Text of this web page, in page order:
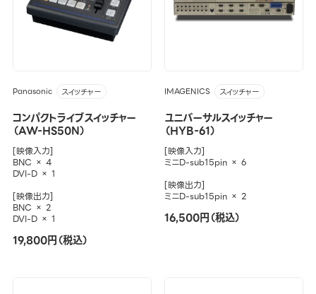
Panasonic スイッチャー
コンパクトライブスイッチャー
（AW-HS50N）
[映像入力]
BNC × 4
DVI-D × 1
[映像出力]
BNC × 2
DVI-D × 1
19,800円（税込）
IMAGENICS スイッチャー
ユニバーサルスイッチャー
（HYB-61）
[映像入力]
ミニD-sub15pin × 6
[映像出力]
ミニD-sub15pin × 2
16,500円（税込）